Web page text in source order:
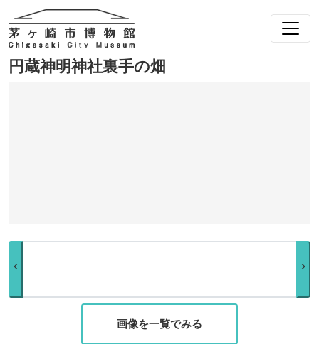
円蔵神明神社裏手の畑
chevron_left chevron_right
画像を一覧でみる